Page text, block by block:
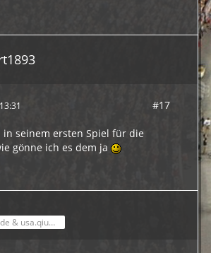
#17
seinem ersten Spiel für die
gönne ich es dem ja
hsv.qiumi.de & usa.qiumi.de